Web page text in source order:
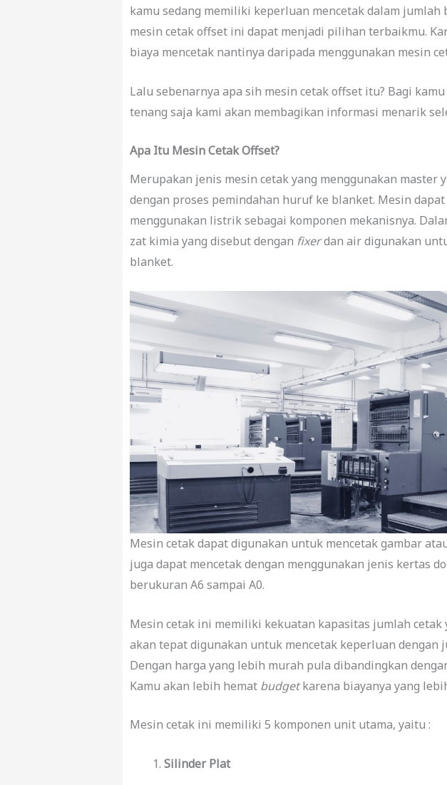
kamu sedang memiliki keperluan mencetak dalam jumlah
mesin cetak offset ini dapat menjadi pilihan terbaikmu.
biaya mencetak nantinya daripada menggunakan mesin
Lalu sebenarnya apa sih mesin cetak offset itu? Bagi
tenang saja kami akan membagikan informasi menarik
Apa Itu Mesin Cetak Offset?
Merupakan jenis mesin cetak yang menggunakan master
dengan proses pemindahan huruf ke blanket. Mesin
menggunakan listrik sebagai komponen mekanisnya.
zat kimia yang disebut dengan fixerdan air digunakan
blanket.
Mesin cetak dapat digunakan untuk mencetak gambar
juga dapat mencetak dengan menggunakan jenis kertas
berukuran A6 sampai A0.
Mesin cetak ini memiliki kekuatan kapasitas jumlah cetak
akan tepat digunakan untuk mencetak keperluan dengan
Dengan harga yang lebih murah pula dibandingkan
Kamu akan lebih hemat budgetkarena biayanya yang
Mesin cetak ini memiliki 5 komponen unit utama, yaitu :
Silinder Plat